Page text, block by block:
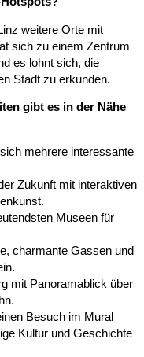
weitere Orte mit
sich zu einem Zentrum
es lohnt sich, die
Stadt zu erkunden.
gibt es in der Nähe
mehrere interessante
Zukunft mit interaktiven
Museen für
charmante Gassen und
mit Panoramablick über
Besuch im Mural
Kultur und Geschichte